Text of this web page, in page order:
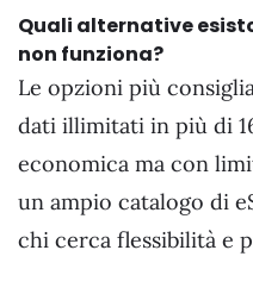
Quali alternative
non funziona?
Le opzioni più
dati illimitati in più di
economica ma con
un ampio catalogo di
chi cerca flessibilità e